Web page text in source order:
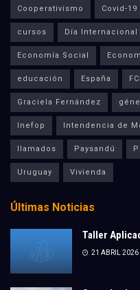
Cooperativismo Covid-19
cursos Día
Economía Social
educación España
Graciela Fernández
Inefop Intendencia de
llamados Paysandú
Uruguay Vivienda
Últimas Noticias
Taller
21 ABRIL 2026